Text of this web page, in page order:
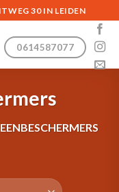
30 IN LEIDEN
0614587077